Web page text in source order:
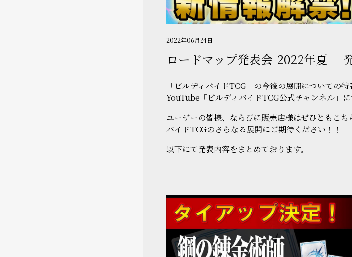
2022年06月24日
ロードマップ発表会-2022年夏-
「ビルディバイドTCG」の今後の展開についての
YouTube「ビルディバイドTCG公式チャンネル」に
ユーザーの皆様、ならびに販売店様はぜひともこ
バイドTCGのさらなる展開にご期待ください！！
以下にて発表内容をまとめております。